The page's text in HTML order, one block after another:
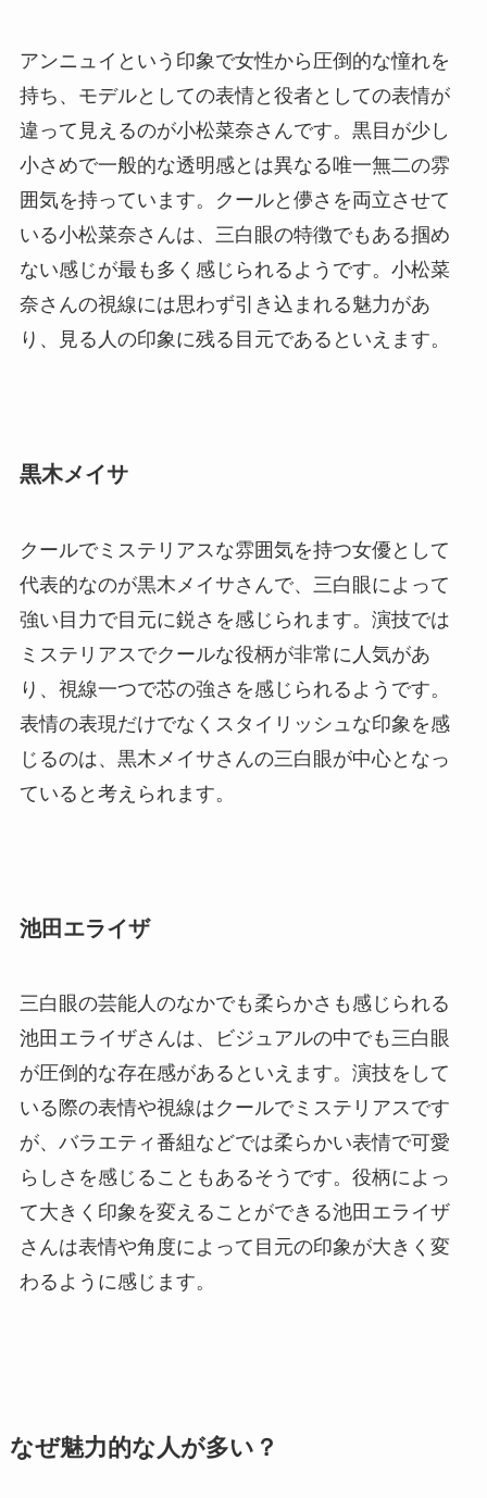
アンニュイという印象で女性から圧倒的な憧れを
持ち、モデルとしての表情と役者としての表情が
違って見えるのが小松菜奈さんです。黒目が少し
小さめで一般的な透明感とは異なる唯一無二の雰
囲気を持っています。クールと儚さを両立させて
いる小松菜奈さんは、三白眼の特徴でもある掴め
ない感じが最も多く感じられるようです。小松菜
奈さんの視線には思わず引き込まれる魅力があ
り、見る人の印象に残る目元であるといえます。
黒木メイサ
クールでミステリアスな雰囲気を持つ女優として
代表的なのが黒木メイサさんで、三白眼によって
強い目力で目元に鋭さを感じられます。演技では
ミステリアスでクールな役柄が非常に人気があ
り、視線一つで芯の強さを感じられるようです。
表情の表現だけでなくスタイリッシュな印象を感
じるのは、黒木メイサさんの三白眼が中心となっ
ていると考えられます。
池田エライザ
三白眼の芸能人のなかでも柔らかさも感じられる
池田エライザさんは、ビジュアルの中でも三白眼
が圧倒的な存在感があるといえます。演技をして
いる際の表情や視線はクールでミステリアスです
が、バラエティ番組などでは柔らかい表情で可愛
らしさを感じることもあるそうです。役柄によっ
て大きく印象を変えることができる池田エライザ
さんは表情や角度によって目元の印象が大きく変
わるように感じます。
なぜ魅力的な人が多い？